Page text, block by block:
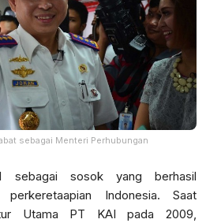
sebagai Menteri Perhubungan
sebagai sosok yang berhasil
perkeretaapian Indonesia. Saat
Utama PT KAI pada 2009,